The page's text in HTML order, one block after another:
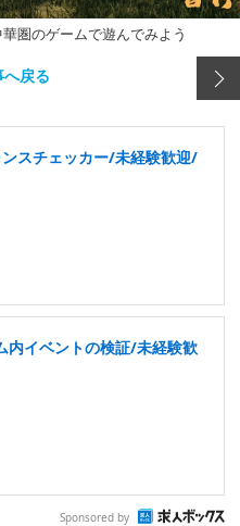
圏のゲームで遊んでみよう
へ戻る
ンスチェッカー/未経験歓迎/
内イベントの検証/未経験歓
Sponsored by